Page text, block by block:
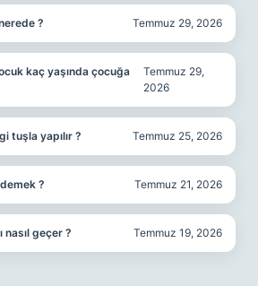
? Temmuz 29, 2026
kaç yaşında çocuğa
Temmuz 29,
2026
tuşla yapılır ? Temmuz 25, 2026
? Temmuz 21, 2026
nasıl geçer ? Temmuz 19, 2026